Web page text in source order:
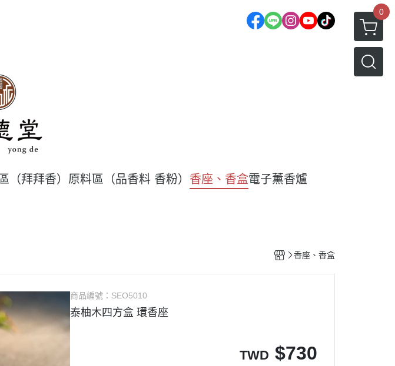
0
（拜拜香） 原料區（品香料 香粉） 香座、香盒電子薰香爐
香座、香盒
商品編號： SEO5010
泰柚木四方盒 環香座
TWD $730